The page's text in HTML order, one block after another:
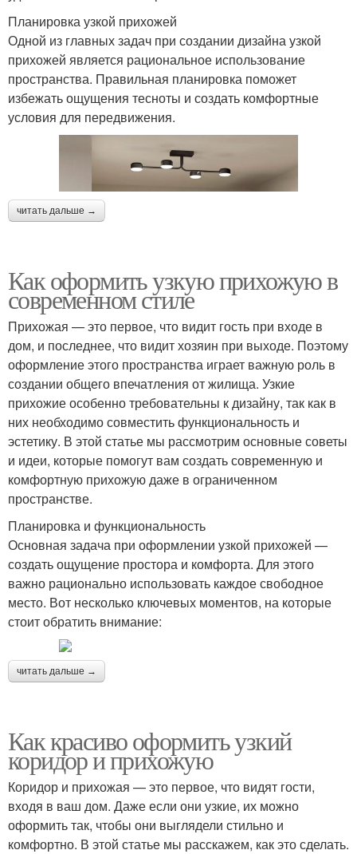
Планировка узкой прихожей
Одной из главных задач при создании дизайна узкой
прихожей является рациональное использование
пространства. Правильная планировка поможет
избежать ощущения тесноты и создать комфортные
условия для передвижения.
читать дальше →
Как оформить узкую прихожую в
современном стиле
Прихожая — это первое, что видит гость при входе в
дом, и последнее, что видит хозяин при выходе. Поэтому
оформление этого пространства играет важную роль в
создании общего впечатления от жилища. Узкие
прихожие особенно требовательны к дизайну, так как в
них необходимо совместить функциональность и
эстетику. В этой статье мы рассмотрим основные советы
и идеи, которые помогут вам создать современную и
комфортную прихожую даже в ограниченном
пространстве.
Планировка и функциональность
Основная задача при оформлении узкой прихожей —
создать ощущение простора и комфорта. Для этого
важно рационально использовать каждое свободное
место. Вот несколько ключевых моментов, на которые
стоит обратить внимание:
читать дальше →
Как красиво оформить узкий
коридор и прихожую
Коридор и прихожая — это первое, что видят гости,
входя в ваш дом. Даже если они узкие, их можно
оформить так, чтобы они выглядели стильно и
комфортно. В этой статье мы расскажем, как это сделать.